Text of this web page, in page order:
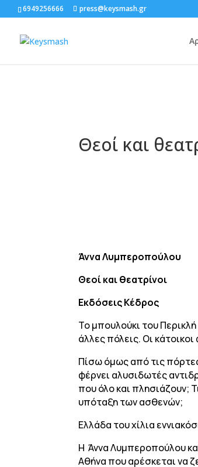
6949256666 press@keysmash.gr
Θεοί και
Άννα Λυμπεροπούλου
Θεοί και θεατρίνοι
Εκδόσεις Κέδρος
Το μπουλούκι του
άλλες πόλεις. Οι
Πίσω όμως από τις
φέρνει αλυσιδωτές
που όλο και πλησιάζουν;
υπόταξη των ασθενών;
Ελλάδα του χίλια
Η Άννα Λυμπεροπούλου
Αθήνα που αρέσκεται να